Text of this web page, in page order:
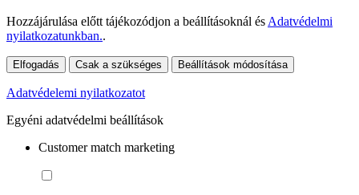
Hozzájárulása előtt tájékozódjon a beállításoknál és Adatvédelmi
nyilatkozatunkban..
Elfogadás Csak a szükséges Beállítások módosítása
Adatvédelemi nyilatkozatot
Egyéni adatvédelmi beállítások
Customer match marketing